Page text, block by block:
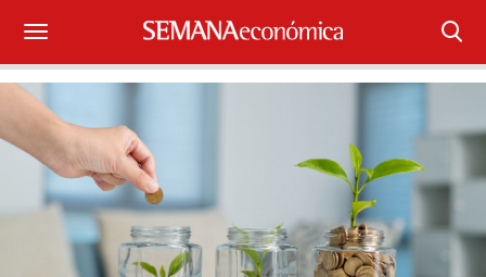
Suscríbase
Iniciar sesión
Portada
¿Qué está pasando?